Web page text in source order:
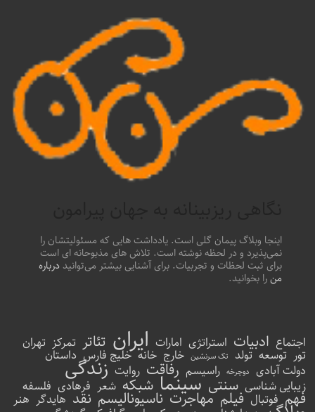
اینجا وبلاگ پیمان گلی است. یادداشت هایی که مسئولیتشان را
نمی‌پذیرد و در لحظه نوشته است. تلاش های مذبوحانه ای است
برای ثبت لحظات و تجربیات. برای آشنایی بیشتر می‌توانیددرباره
منرا بخوانید.
اجتماع ادبیات استراتژی امارات ایران تئاتر تمرکز تهران
تور توسعه تولد تک سرنشین خارج خانه خلیج فارس داستان
دولت آبادی دوچرخه راسیسم رفاقت روایت زندگی
زیبایی شناسی سنتی سینما شبکه شعر فرهادی فلسفه
فهم فوتبال فیلم مهاجرت ناسیونالیسم نقد هایدگر هنر